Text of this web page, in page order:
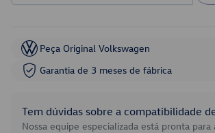
Peça Original Volkswagen
Garantia de 3 meses de fábrica
Tem dúvidas sobre a compatibilidade
Nossa equipe especializada está pronta para